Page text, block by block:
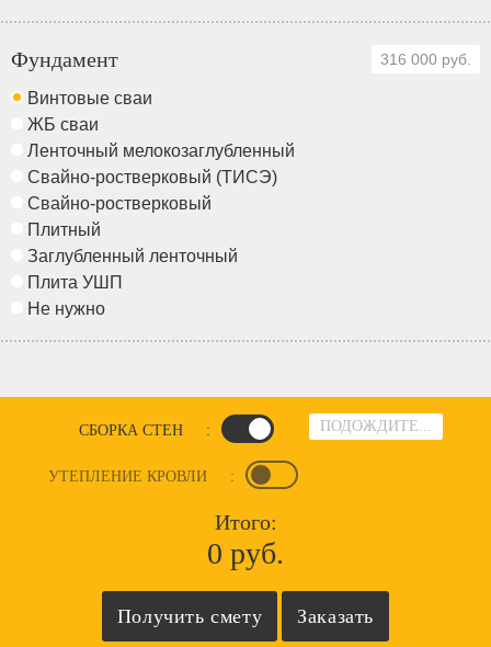
Фундамент 316 000 руб.
Винтовые сваи
ЖБ сваи
Ленточный мелокозаглубленный
Свайно-ростверковый (ТИСЭ)
Свайно-ростверковый
Плитный
Заглубленный ленточный
Плита УШП
Не нужно
ПОДОЖДИТЕ...
СБОРКА СТЕН :
УТЕПЛЕНИЕ КРОВЛИ :
Итого:
0 руб.